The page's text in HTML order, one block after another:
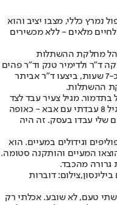
נמרץ כללי, מצבו יציב והוא
מלאים - ללא מכשירים
מחלקת ההשתלות
ד"ר ולדימיר טנק וד"ר פהים
כנעני. את ניתוח ההשתלה המורכב שלקח כ-7 שעות, ביצעו ד"ר אביתר
ההשתלות.
בתדמור. מגיל צעיר עבד לצד
אביו, שניהל מאפייה ועסקים קולינריים. "מגיל 8 עבדתי עם אבא - כאופה
שלי עבדו בעסק. זה היה
פוליפים וגידולים במעיים. הוא
המעיים והותקנה סטומה.
גרורה מהכבד.
דוברות
טעם, לא שובע. אכלתי רק